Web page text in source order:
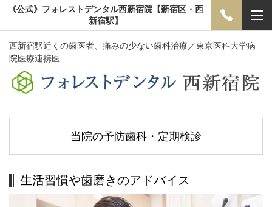
《公式》フォレストデンタル西新宿院【新宿区・西
新宿駅】
西新宿駅近くの歯医者、痛みの少ない歯科治療／東京医科大学病
院医療連携医
当院の予防歯科・定期検診
生活習慣や歯磨きのアドバイス